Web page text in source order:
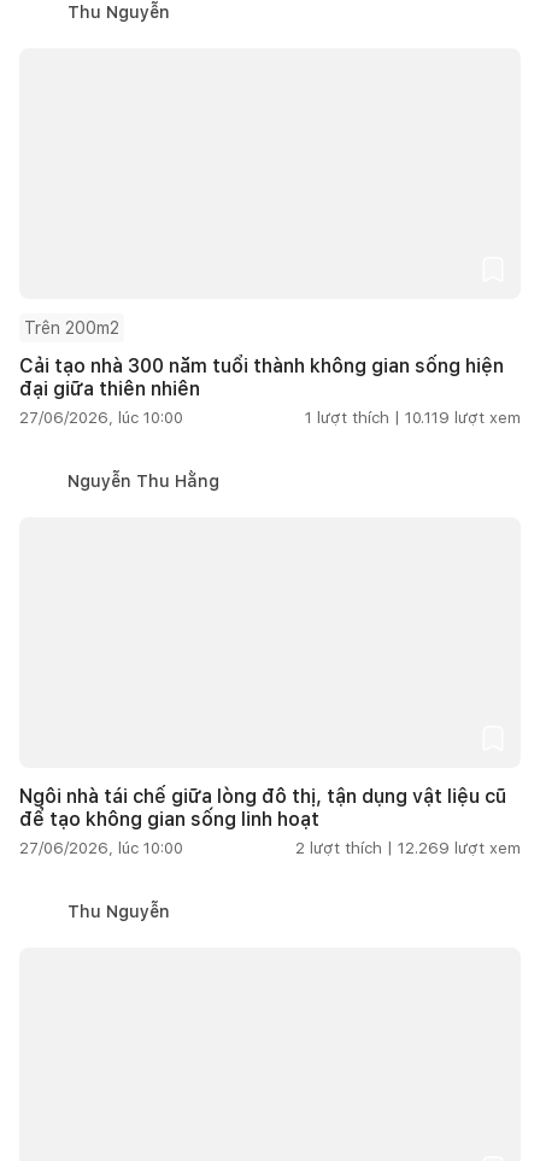
Thu Nguyễn
Trên 200m2
Cải tạo nhà 300 năm tuổi thành không gian sống hiện
đại giữa thiên nhiên
27/06/2026, lúc 10:00 1 lượt thích | 10.119 lượt xem
Nguyễn Thu Hằng
Ngôi nhà tái chế giữa lòng đô thị, tận dụng vật liệu cũ
để tạo không gian sống linh hoạt
27/06/2026, lúc 10:00 2 lượt thích | 12.269 lượt xem
Thu Nguyễn